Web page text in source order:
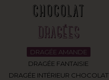
CHOCOLAT
DRAGÉES
DRAGÉE AMANDE
DRAGÉE FANTAISIE
DRAGÉE INTÉRIEUR CHOCOLAT